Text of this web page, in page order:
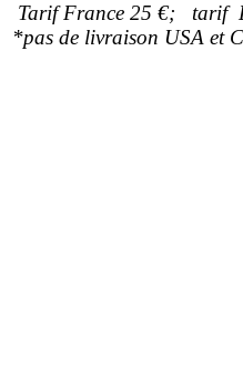
Tarif France 25 €; tarif
*pas de livraison USA et